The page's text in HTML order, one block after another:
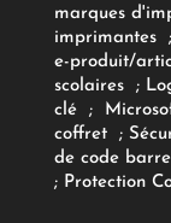
marques
imprimantes
;
e-produit/
scolaires;
clé
;
coffret ;
de code
; Protection